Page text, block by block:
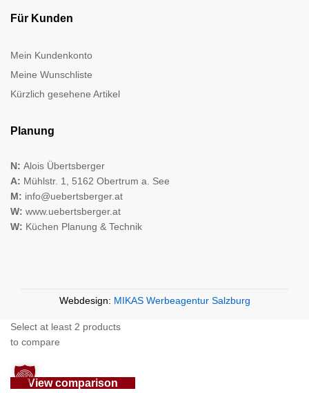
Für Kunden
Mein Kundenkonto
Meine Wunschliste
Kürzlich gesehene Artikel
Planung
N: Alois Übertsberger
A: Mühlstr. 1, 5162 Obertrum a. See
M: info@uebertsberger.at
W: www.uebertsberger.at
W: Küchen Planung & Technik
Webdesign: MIKAS Werbeagentur Salzburg
Select at least 2 products
to compare
View comparison